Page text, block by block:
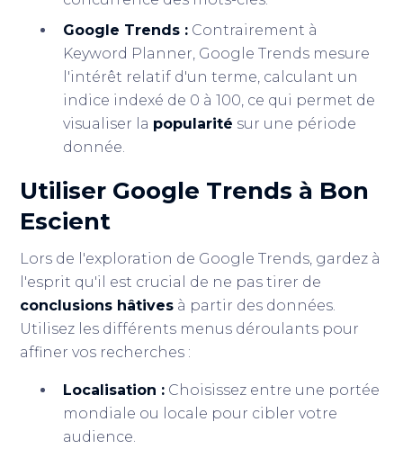
Google Trends : Contrairement à
Keyword Planner, Google Trends mesure
l'intérêt relatif d'un terme, calculant un
indice indexé de 0 à 100, ce qui permet de
visualiser la popularité sur une période
donnée.
Utiliser Google Trends à Bon
Escient
Lors de l'exploration de Google Trends, gardez à
l'esprit qu'il est crucial de ne pas tirer de
conclusions hâtives à partir des données.
Utilisez les différents menus déroulants pour
affiner vos recherches :
Localisation : Choisissez entre une portée
mondiale ou locale pour cibler votre
audience.